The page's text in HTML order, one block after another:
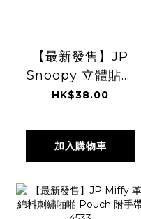
【最新發售】JP
Snoopy 立體貼紙
迷你吊飾 8659
HK$38.00
加入購物車